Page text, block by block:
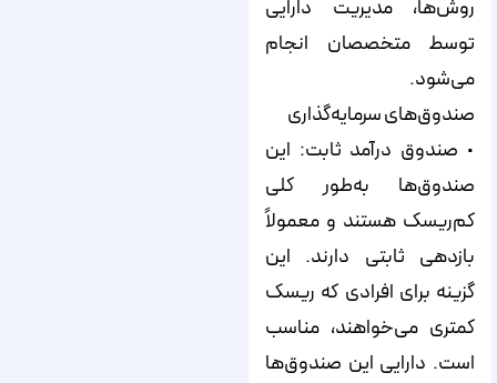
روش‌ها، مدیریت دارایی
توسط متخصصان انجام
می‌شود.
صندوق‌های سرمایه‌گذاری
• صندوق درآمد ثابت: این
صندوق‌ها به‌طور کلی
کم‌ریسک هستند و معمولاً
بازدهی ثابتی دارند. این
گزینه برای افرادی که ریسک
کمتری می‌خواهند، مناسب
است. دارایی این صندوق‌ها